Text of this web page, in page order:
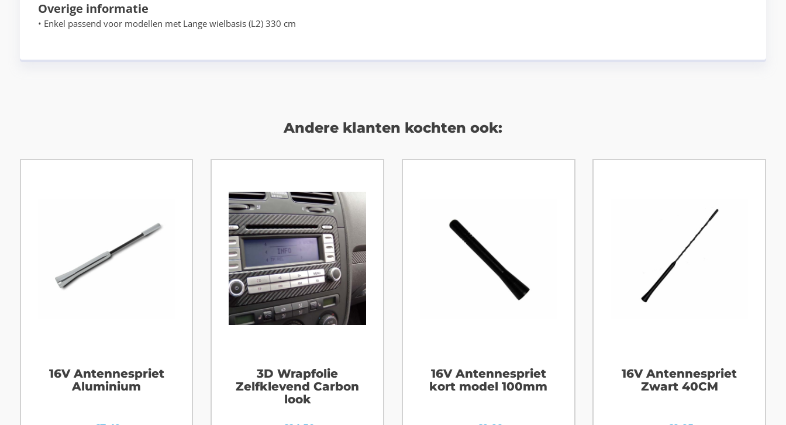
Overige informatie
• Enkel passend voor modellen met Lange wielbasis (L2) 330 cm
Andere klanten kochten ook:
16V Antennespriet
Aluminium
3D Wrapfolie
Zelfklevend Carbon
look
16V Antennespriet
kort model 100mm
16V Antennespriet
Zwart 40CM